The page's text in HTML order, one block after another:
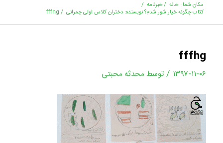
مکان شما: خانه /خبرنامه /
کتاب چگونه خیار شور شدم؟ نویسنده: دختران کلاس اولی چمرانی /
fffhg
fffhg
۱۳۹۷-۱۱-۰۶ / توسط محدثه محبتی